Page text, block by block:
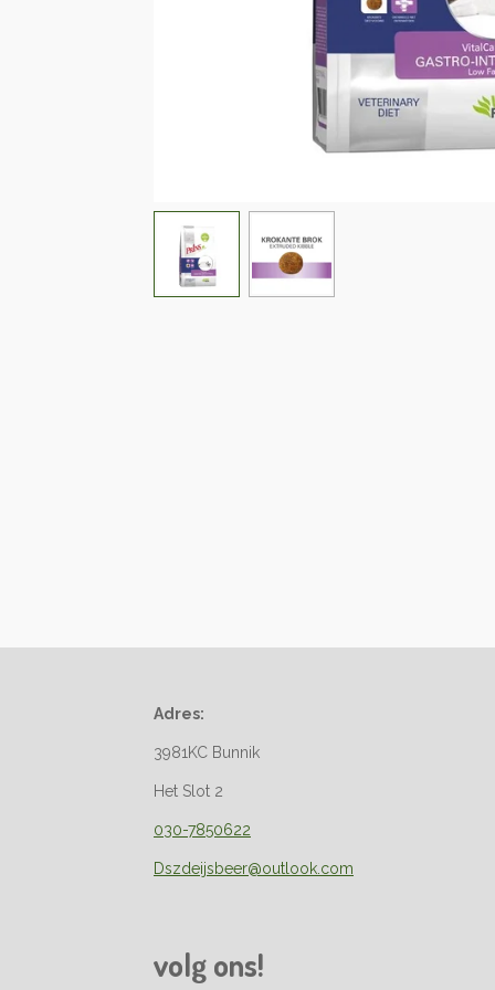
Adres:
3981KC Bunnik
Het Slot 2
030-7850622
Dszdeijsbeer@outlook.com
volg ons!